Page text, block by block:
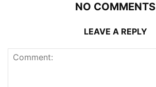
NO COMMENTS
LEAVE A REPLY